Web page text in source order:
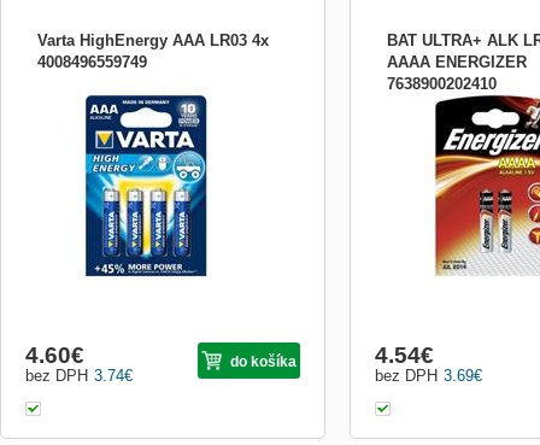
Varta HighEnergy AAA LR03 4x
4008496559749
Alkalická batéria AAA (LR03), pre prístroje
s vysokou spotrebou energie
3.74€
bez DPH
4.60€ do košíka
BAT ULTRA+ ALK
AAAA ENERGIZER
7638900202410
Alkalické batérie, AAAA
3.69€
bez DPH
4.54€